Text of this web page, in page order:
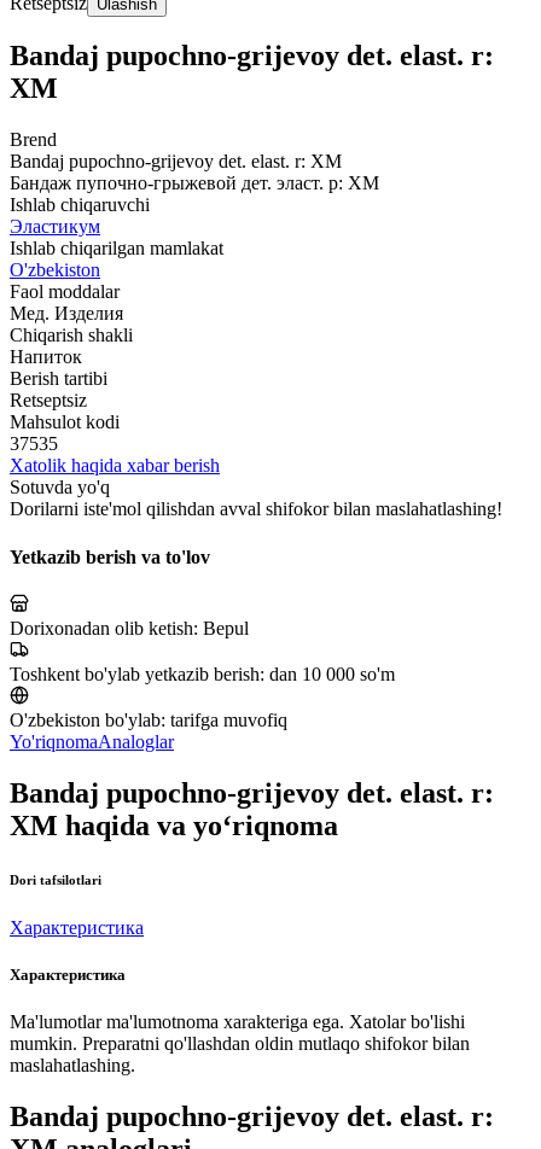
Ulashish
Bandaj pupochno-grijevoy det. elast. r:
XM
Brend
Bandaj pupochno-grijevoy det. elast. r: XM
Бандаж пупочно-грыжевой дет. эласт. р: XM
Ishlab chiqaruvchi
Эластикум
Ishlab chiqarilgan mamlakat
O'zbekiston
Faol moddalar
Мед. Изделия
Chiqarish shakli
Напиток
Berish tartibi
Retseptsiz
Mahsulot kodi
37535
Xatolik haqida xabar berish
Sotuvda yo'q
Dorilarni iste'mol qilishdan avval shifokor bilan maslahatlashing!
Yetkazib berish va to'lov
Dorixonadan olib ketish: Bepul
Toshkent bo'ylab yetkazib berish: dan 10 000 so'm
O'zbekiston bo'ylab: tarifga muvofiq
Yo'riqnomaAnaloglar
Bandaj pupochno-grijevoy det. elast. r:
XM haqida va yo‘riqnoma
Dori tafsilotlari
Характеристика
Характеристика
Ma'lumotlar ma'lumotnoma xarakteriga ega. Xatolar bo'lishi
mumkin. Preparatni qo'llashdan oldin mutlaqo shifokor bilan
maslahatlashing.
Bandaj pupochno-grijevoy det. elast. r: